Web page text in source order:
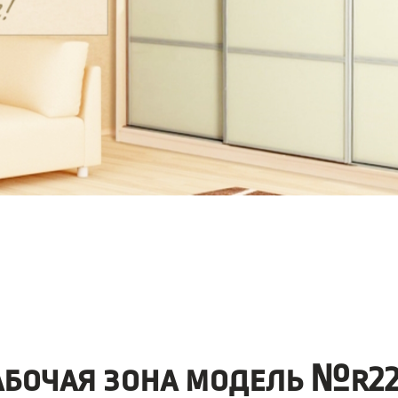
зона модель